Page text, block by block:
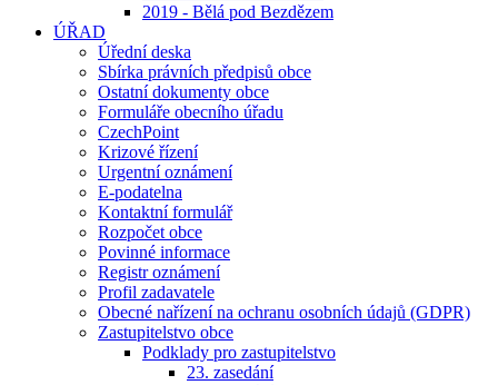
2019 - Bělá pod Bezdězem
ÚŘAD
Úřední deska
Sbírka právních předpisů obce
Ostatní dokumenty obce
Formuláře obecního úřadu
CzechPoint
Krizové řízení
Urgentní oznámení
E-podatelna
Kontaktní formulář
Rozpočet obce
Povinné informace
Registr oznámení
Profil zadavatele
Obecné nařízení na ochranu osobních údajů (GDPR)
Zastupitelstvo obce
Podklady pro zastupitelstvo
23. zasedání